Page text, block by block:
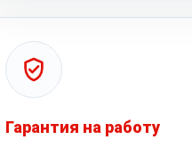
Гарантия на работу